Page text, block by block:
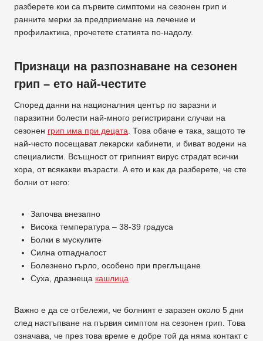
разберете кои са първите симптоми на сезонен грип и
ранните мерки за предприемане на лечение и
профилактика, прочетете статията по-надолу.
Признаци на разпознаване на сезонен
грип – ето най-честите
Според данни на националния център по заразни и
паразитни болести най-много регистрирани случаи на
сезонен грип има при децата . Това обаче е така, защото те
най-често посещават лекарски кабинети, и биват водени на
специалисти. Всъщност от грипният вирус страдат всички
хора, от всякакви възрасти. А ето и как да разберете, че сте
болни от него:
Започва внезапно
Висока температура – 38-39 градуса
Болки в мускулите
Силна отпадналост
Болезнено гърло, особено при преглъщане
Суха, дразнеща кашлица
Важно е да се отбележи, че болният е заразен около 5 дни
след настъпване на първия симптом на сезонен грип. Това
означава, че през това време е добре той да няма контакт с